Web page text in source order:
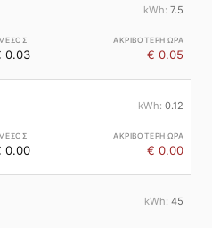
7.5
0.03 € 0.05
0.12
0.00 € 0.00
45